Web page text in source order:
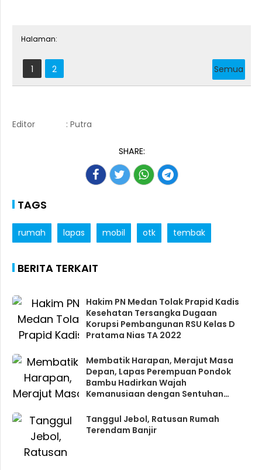
Halaman:
1 2 Semua
Editor : Putra
SHARE:
TAGS
rumah lapas mobil otk tembak
BERITA TERKAIT
Hakim PN Medan Tolak Prapid Kadis
Kesehatan Tersangka Dugaan
Korupsi Pembangunan RSU Kelas D
Pratama Nias TA 2022
Membatik Harapan, Merajut Masa
Depan, Lapas Perempuan Pondok
Bambu Hadirkan Wajah
Kemanusiaan dengan Sentuhan
Tanggul Jebol, Ratusan Rumah
Terendam Banjir